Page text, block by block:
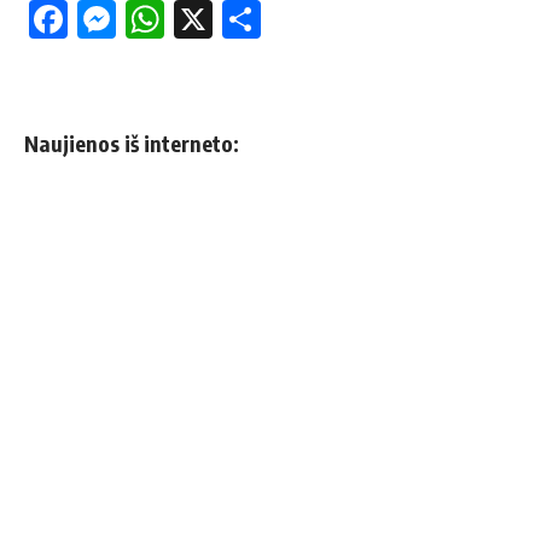
Facebook
Messenger
WhatsApp
X
Naujienos iš interneto: